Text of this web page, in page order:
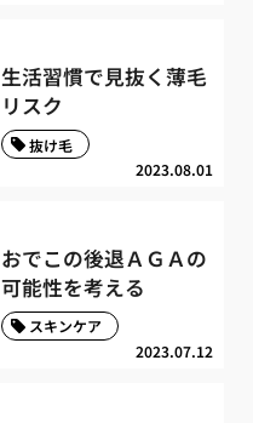
生活習慣で見抜く薄毛
リスク
2023.08.01
抜け毛
おでこの後退ＡＧＡの
可能性を考える
2023.07.12
スキンケア